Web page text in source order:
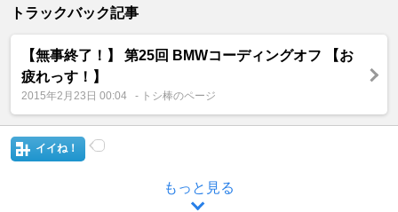
トラックバック記事
【無事終了！】 第25回 BMWコーディングオフ 【お
疲れっす！】
2015年2月23日 00:04 - トシ棒のページ
イイね！
もっと見る